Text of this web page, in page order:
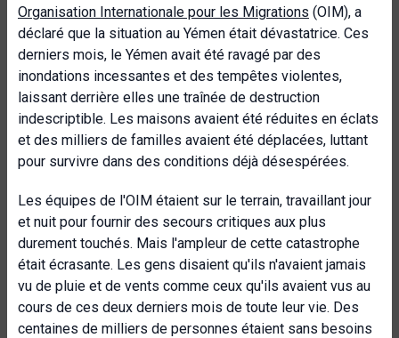
Organisation Internationale pour les Migrations (OIM), a
déclaré que la situation au Yémen était dévastatrice. Ces
derniers mois, le Yémen avait été ravagé par des
inondations incessantes et des tempêtes violentes,
laissant derrière elles une traînée de destruction
indescriptible. Les maisons avaient été réduites en éclats
et des milliers de familles avaient été déplacées, luttant
pour survivre dans des conditions déjà désespérées.
Les équipes de l'OIM étaient sur le terrain, travaillant jour
et nuit pour fournir des secours critiques aux plus
durement touchés. Mais l'ampleur de cette catastrophe
était écrasante. Les gens disaient qu'ils n'avaient jamais
vu de pluie et de vents comme ceux qu'ils avaient vus au
cours de ces deux derniers mois de toute leur vie. Des
centaines de milliers de personnes étaient sans besoins